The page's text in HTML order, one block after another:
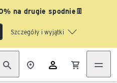
na drugie spodnie👖
Szczegóły i wyjątki